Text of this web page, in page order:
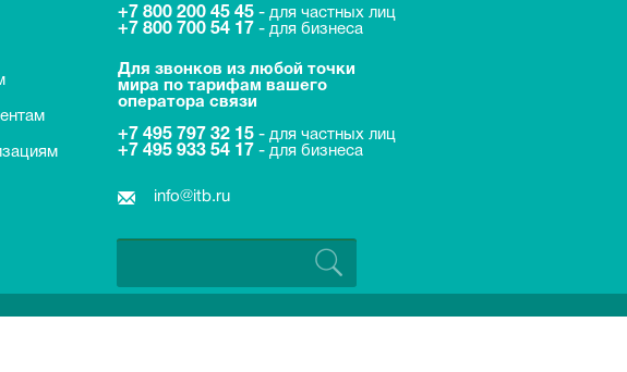
+7 800 200 45 45 - для частных лиц
+7 800 700 54 17 - для бизнеса
Для звонков из любой точки
мира по тарифам вашего
оператора связи
+7 495 797 32 15 - для частных лиц
+7 495 933 54 17 - для бизнеса
info@itb.ru